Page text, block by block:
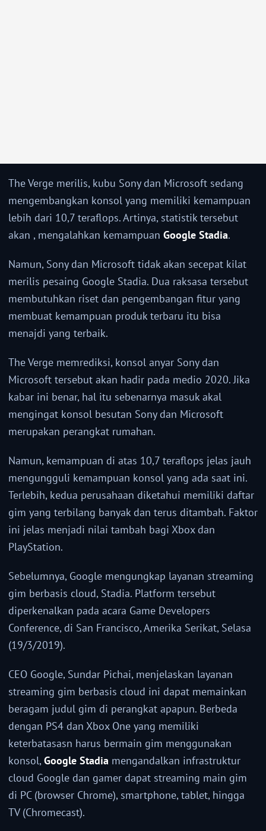
The Verge merilis, kubu Sony dan Microsoft sedang
mengembangkan konsol yang memiliki kemampuan
lebih dari 10,7 teraflops. Artinya, statistik tersebut
akan , mengalahkan kemampuan Google Stadia.
Namun, Sony dan Microsoft tidak akan secepat kilat
merilis pesaing Google Stadia. Dua raksasa tersebut
membutuhkan riset dan pengembangan fitur yang
membuat kemampuan produk terbaru itu bisa
menajdi yang terbaik.
The Verge memrediksi, konsol anyar Sony dan
Microsoft tersebut akan hadir pada medio 2020. Jika
kabar ini benar, hal itu sebenarnya masuk akal
mengingat konsol besutan Sony dan Microsoft
merupakan perangkat rumahan.
Namun, kemampuan di atas 10,7 teraflops jelas jauh
mengungguli kemampuan konsol yang ada saat ini.
Terlebih, kedua perusahaan diketahui memiliki daftar
gim yang terbilang banyak dan terus ditambah. Faktor
ini jelas menjadi nilai tambah bagi Xbox dan
PlayStation.
Sebelumnya, Google mengungkap layanan streaming
gim berbasis cloud, Stadia. Platform tersebut
diperkenalkan pada acara Game Developers
Conference, di San Francisco, Amerika Serikat, Selasa
(19/3/2019).
CEO Google, Sundar Pichai, menjelaskan layanan
streaming gim berbasis cloud ini dapat memainkan
beragam judul gim di perangkat apapun. Berbeda
dengan PS4 dan Xbox One yang memiliki
keterbatasasn harus bermain gim menggunakan
konsol,Google Stadia mengandalkan infrastruktur
cloud Google dan gamer dapat streaming main gim
di PC (browser Chrome), smartphone, tablet, hingga
TV (Chromecast).